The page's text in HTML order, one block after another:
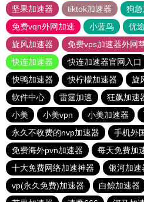
坚果加速器
tiktok加速器
狗
免费vqn外网加速
小蓝鸟 优
旋风加速器
免费vps加速器外网
快连加速器
快连加速器官网入口
快鸭加速器
快柠檬加速器 旋
软件中心
雷霆加速 狂飙加速
小美
小美vpn 小美加速器
永久不收费的nvp加速器
手机外
免费海外pvn加速器
每天免费加
十大免费网络加速神器
银河加速
vp(永久免费)加速器
白鲸加速器